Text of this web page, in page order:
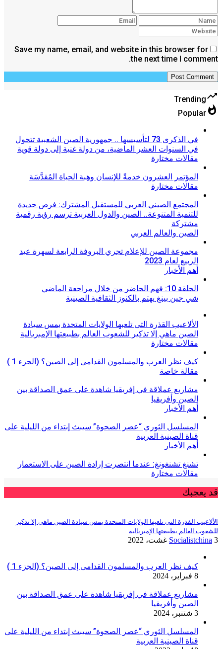
Save my name, email, and website in this browser for
the next time I comment.
trending_up
Trending
whatshot
Popular
في الذكرى 73 لتأسيسها .. جمهورية الصين الشعبية تتحول
في السنوات العشر الماضية، من دولة غنية إلى دولة قوية
مقالات مختارة
المؤتمر العشرون خدمةً للإنسان وهِبة الحياة المُقدَّسَة
مقالات مختارة
المجتمع الصيني العربي للمستقبل المشترك: فرص جديدة
للتنمية المتنوعة.. الصين والدول العربية ترسم رؤية رقمية
مشتركة
الصين والعالم العربي
مجموعة الصين للإعلام تجري البروفة الرابعة لسهرة عيد
الربيع لعام 2023
أهم الأخبار
الحلقة 10: فهم الحاضر من خلال مراجعة الماضي
شي جين بينغ يهتم بالكنوز الثقافية الصينية
الألاعيب القذرة التى تلعبها الولايات المتحدة بمس سيادة
الصين ماهي إلا تذكير للشعوب العالم بطبيعتها الإمبريالية
مقالات مختارة
كيف نظر العرب والمسلمون القدامى إلى الصين؟ (الجزء 1 )
مقالة خاصة
مشاريع عملاقة في إفريقيا شاهدة على عمق الصداقة بين
الصين وأفريقيا
أهم الأخبار
المسلسل الثوري “عصر الصحوة” سيبث إبتداء من الليلية على
قناة الصينية العربية
أهم الأخبار
تشنغ تشنغونغ: عندما انتصرت إرادة الصين على الاستعمار
مقالات مختارة
قد يعجبك
الألاعيب القذرة التى تلعبها الولايات المتحدة بمس سيادة الصين ماهي إلا تذكير
للشعوب العالم بطبيعتها الإمبريالية
Socialistchina 3 غشت، 2022
كيف نظر العرب والمسلمون القدامى إلى الصين؟ (الجزء 1 )
8 فبراير، 2024
مشاريع عملاقة في إفريقيا شاهدة على عمق الصداقة بين
الصين وأفريقيا
3 شتنبر، 2024
المسلسل الثوري “عصر الصحوة” سيبث إبتداء من الليلية على
قناة الصينية العربية